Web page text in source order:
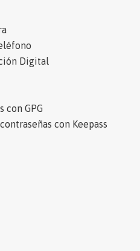
Digital
con GPG
con Keepass